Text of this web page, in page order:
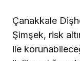
Çanakkale
Şimşek, risk
ile